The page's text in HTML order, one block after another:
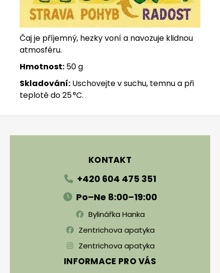
Čaj je příjemný, hezky voní a navozuje klidnou
atmosféru.
Hmotnost: 50 g
Skladování: Uschovejte v suchu, temnu a při
teplotě do 25 °C.
KONTAKT
+420 604 475 351
Po–Ne 8:00–19:00
Bylinářka Hanka
Zentrichova apatyka
Zentrichova apatyka
INFORMACE PRO VÁS